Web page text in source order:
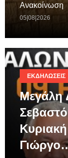
Ανακοίνωση
05|08|2026
ΕΚΔΗΛΏΣΕΙΣ
Μεγάλη